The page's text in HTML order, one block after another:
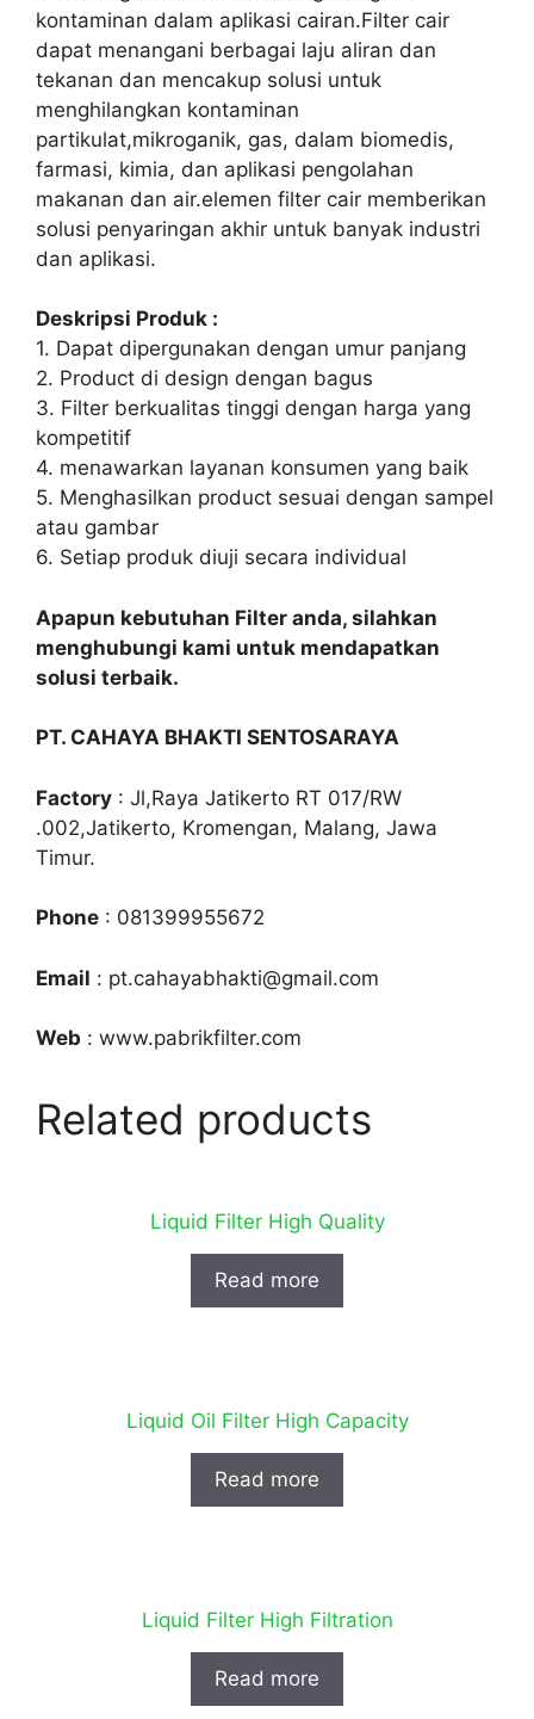
kontaminan dalam aplikasi cairan.Filter cair
dapat menangani berbagai laju aliran dan
tekanan dan mencakup solusi untuk
menghilangkan kontaminan
partikulat,mikroganik, gas, dalam biomedis,
farmasi, kimia, dan aplikasi pengolahan
makanan dan air.elemen filter cair memberikan
solusi penyaringan akhir untuk banyak industri
dan aplikasi.
Deskripsi Produk :
1. Dapat dipergunakan dengan umur panjang
2. Product di design dengan bagus
3. Filter berkualitas tinggi dengan harga yang
kompetitif
4. menawarkan layanan konsumen yang baik
5. Menghasilkan product sesuai dengan sampel
atau gambar
6. Setiap produk diuji secara individual
Apapun kebutuhan Filter anda, silahkan
menghubungi kami untuk mendapatkan
solusi terbaik.
PT. CAHAYA BHAKTI SENTOSARAYA
Factory : Jl,Raya Jatikerto RT 017/RW
.002,Jatikerto, Kromengan, Malang, Jawa
Timur.
Phone : 081399955672
Email : pt.cahayabhakti@gmail.com
Web : www.pabrikfilter.com
Related products
Liquid Filter High Quality
Read more
Liquid Oil Filter High Capacity
Read more
Liquid Filter High Filtration
Read more